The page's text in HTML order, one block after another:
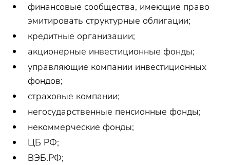
финансовые сообщества, имеющие право
эмитировать структурные облигации;
кредитные организации;
акционерные инвестиционные фонды;
управляющие компании инвестиционных
фондов;
страховые компании;
негосударственные пенсионные фонды;
некоммерческие фонды;
ЦБ РФ;
ВЭБ.РФ;